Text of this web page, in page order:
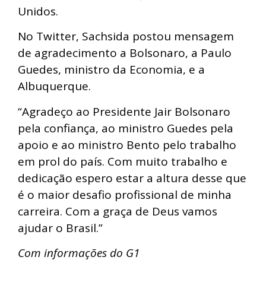
Unidos.
No Twitter, Sachsida postou mensagem
de agradecimento a Bolsonaro, a Paulo
Guedes, ministro da Economia, e a
Albuquerque.
“Agradeço ao Presidente Jair Bolsonaro
pela confiança, ao ministro Guedes pela
apoio e ao ministro Bento pelo trabalho
em prol do país. Com muito trabalho e
dedicação espero estar a altura desse que
é o maior desafio profissional de minha
carreira. Com a graça de Deus vamos
ajudar o Brasil.”
Com informações do G1